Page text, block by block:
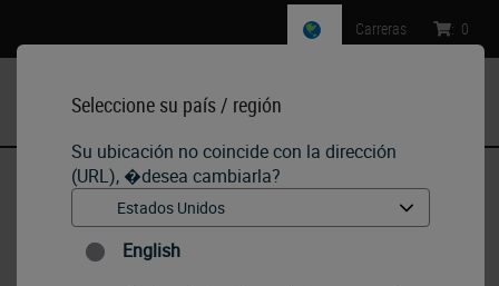
Seleccione su país / región
Su ubicación no coincide con la dirección
(URL), �desea cambiarla?
English
Carreras : 0
IHC & ISH • IHC Primary Antibodies
Sarcoglycan Antibodies